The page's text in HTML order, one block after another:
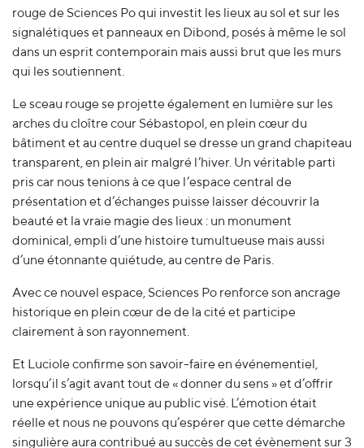
rouge de Sciences Po qui investit les lieux au sol et sur les
signalétiques et panneaux en Dibond, posés à même le sol
dans un esprit contemporain mais aussi brut que les murs
qui les soutiennent.
Le sceau rouge se projette également en lumière sur les
arches du cloître cour Sébastopol, en plein cœur du
bâtiment et au centre duquel se dresse un grand chapiteau
transparent, en plein air malgré l’hiver. Un véritable parti
pris car nous tenions à ce que l’espace central de
présentation et d’échanges puisse laisser découvrir la
beauté et la vraie magie des lieux : un monument
dominical, empli d’une histoire tumultueuse mais aussi
d’une étonnante quiétude, au centre de Paris.
Avec ce nouvel espace, Sciences Po renforce son ancrage
historique en plein cœur de de la cité et participe
clairement à son rayonnement.
Et Luciole confirme son savoir-faire en événementiel,
lorsqu’il s’agit avant tout de « donner du sens » et d’offrir
une expérience unique au public visé. L’émotion était
réelle et nous ne pouvons qu’espérer que cette démarche
singulière aura contribué au succès de cet évènement sur 3